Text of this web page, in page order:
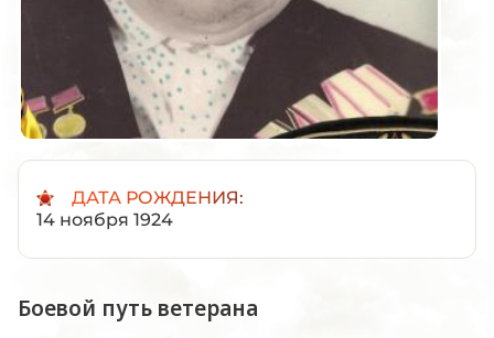
ДАТА РОЖДЕНИЯ:
14 ноября 1924
Боевой путь ветерана